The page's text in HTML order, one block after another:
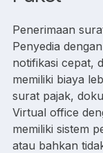
Penerimaan
Penyedia
notifikasi cepat,
memiliki biaya
surat pajak,
Virtual office
memiliki sistem
atau bahkan